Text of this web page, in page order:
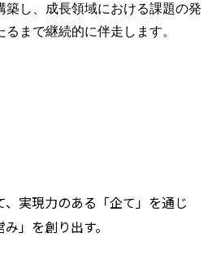
築し、成長領域における課題の発
まで継続的に伴走します。
実現力のある「企て」を通じ
」を創り出す。